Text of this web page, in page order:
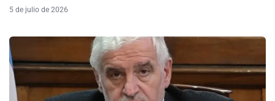
5 de julio de 2026